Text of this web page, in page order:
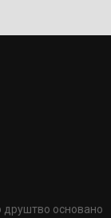
основано